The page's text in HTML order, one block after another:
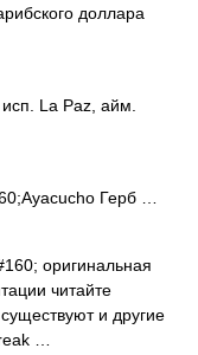
доллара
La Paz, айм.
Герб …
оригинальная
читайте
и другие
…